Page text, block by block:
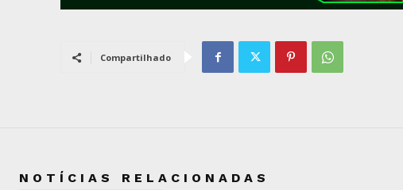
Compartilhado
NOTÍCIAS RELACIONADAS